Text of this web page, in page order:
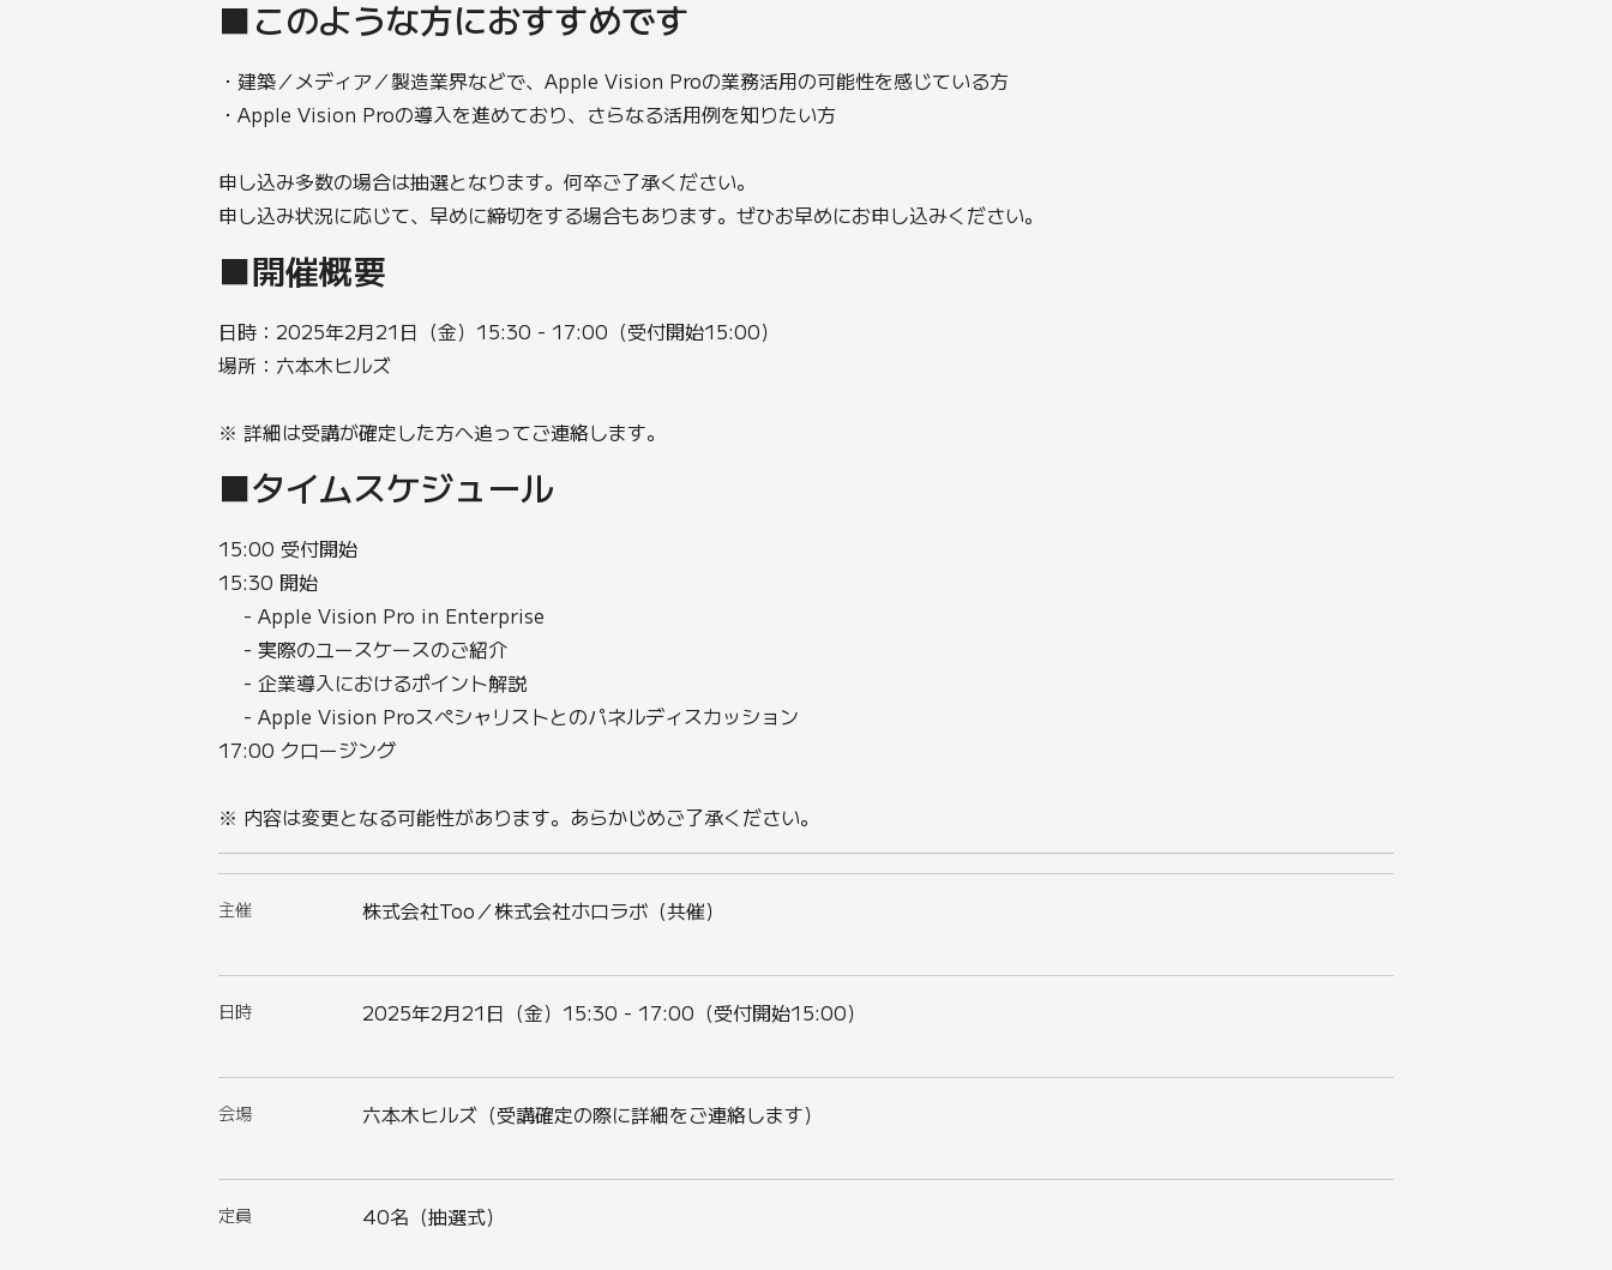
■このような方におすすめです
・建築／メディア／製造業界などで、Apple Vision Proの業務活用の可能性を感じている方
・Apple Vision Proの導入を進めており、さらなる活用例を知りたい方
申し込み多数の場合は抽選となります。何卒ご了承ください。
申し込み状況に応じて、早めに締切をする場合もあります。ぜひお早めにお申し込みください。
■開催概要
日時：2025年2月21日（金）15:30 - 17:00（受付開始15:00）
場所：六本木ヒルズ
※ 詳細は受講が確定した方へ追ってご連絡します。
■タイムスケジュール
15:00 受付開始
15:30 開始
- Apple Vision Pro in Enterprise
- 実際のユースケースのご紹介
- 企業導入におけるポイント解説
- Apple Vision Proスペシャリストとのパネルディスカッション
17:00 クロージング
※ 内容は変更となる可能性があります。あらかじめご了承ください。
主催 株式会社Too／株式会社ホロラボ（共催）
日時 2025年2月21日（金）15:30 - 17:00（受付開始15:00）
会場 六本木ヒルズ（受講確定の際に詳細をご連絡します）
定員 40名（抽選式）